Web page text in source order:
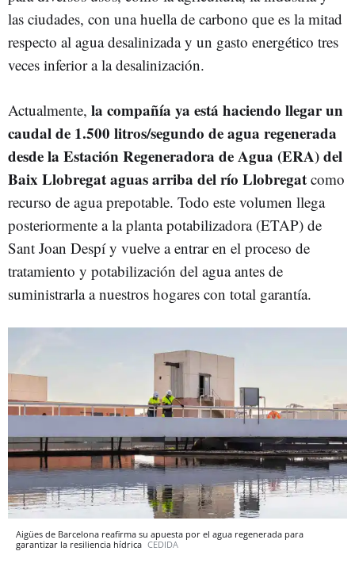
las ciudades, con una huella de carbono que es la mitad
respecto al agua desalinizada y un gasto energético tres
veces inferior a la desalinización.
Actualmente, la compañía ya está haciendo llegar un
caudal de 1.500 litros/segundo de agua regenerada
desde la Estación Regeneradora de Agua (ERA) del
Baix Llobregat aguas arriba del río Llobregat como
recurso de agua prepotable. Todo este volumen llega
posteriormente a la planta potabilizadora (ETAP) de
Sant Joan Despí y vuelve a entrar en el proceso de
tratamiento y potabilización del agua antes de
suministrarla a nuestros hogares con total garantía.
Aigües de Barcelona reafirma su apuesta por el agua regenerada para
garantizar la resiliencia hídrica CEDIDA